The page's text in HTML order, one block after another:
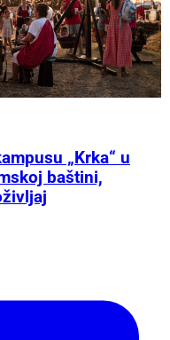
„Krka“ u
baštini,